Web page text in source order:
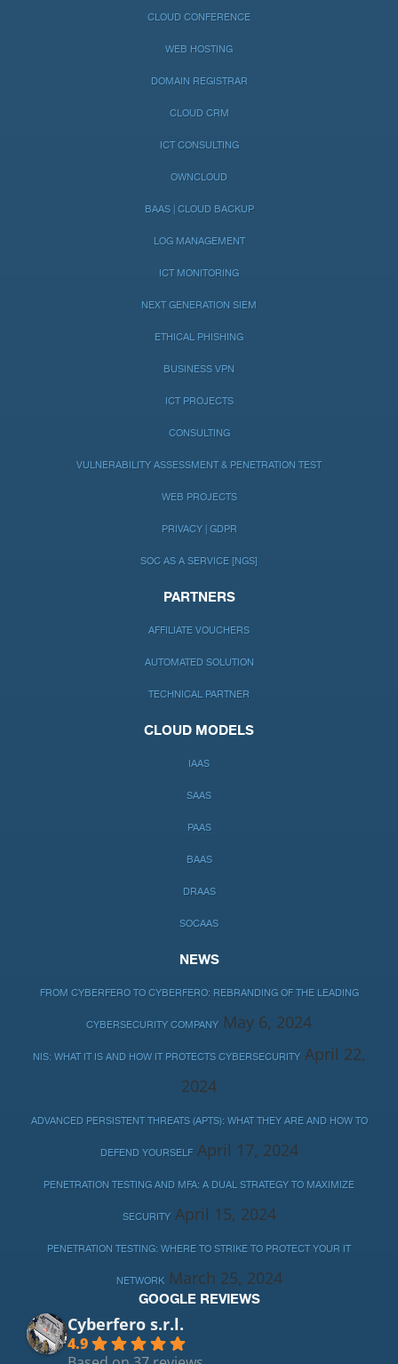
CLOUD CONFERENCE
WEB HOSTING
DOMAIN REGISTRAR
CLOUD CRM
ICT CONSULTING
OWNCLOUD
BAAS | CLOUD BACKUP
LOG MANAGEMENT
ICT MONITORING
NEXT GENERATION SIEM
ETHICAL PHISHING
BUSINESS VPN
ICT PROJECTS
CONSULTING
VULNERABILITY ASSESSMENT & PENETRATION TEST
WEB PROJECTS
PRIVACY | GDPR
SOC AS A SERVICE [NGS]
PARTNERS
AFFILIATE VOUCHERS
AUTOMATED SOLUTION
TECHNICAL PARTNER
CLOUD MODELS
IAAS
SAAS
PAAS
BAAS
DRAAS
SOCAAS
NEWS
FROM CYBERFERO TO CYBERFERO: REBRANDING OF THE LEADING
CYBERSECURITY COMPANY May 6, 2024
NIS: WHAT IT IS AND HOW IT PROTECTS CYBERSECURITY April 22,
2024
ADVANCED PERSISTENT THREATS (APTS): WHAT THEY ARE AND HOW TO
DEFEND YOURSELF April 17, 2024
PENETRATION TESTING AND MFA: A DUAL STRATEGY TO MAXIMIZE
SECURITY April 15, 2024
PENETRATION TESTING: WHERE TO STRIKE TO PROTECT YOUR IT
NETWORK March 25, 2024
GOOGLE REVIEWS
Cyberfero s.r.l.
4.9